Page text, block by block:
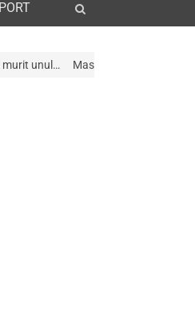
search
au descins la Galeria de Artã din